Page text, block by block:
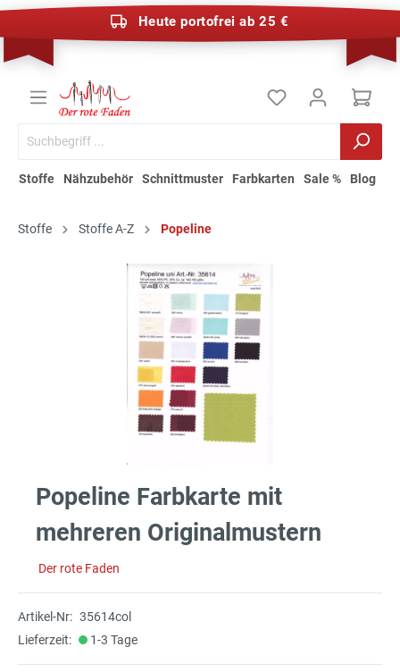
Heute portofrei ab 25 €
Stoffe Nähzubehör Schnittmuster Farbkarten Sale % Blog
Stoffe Stoffe A-Z Popeline
Popeline Farbkarte mit
mehreren Originalmustern
Der rote Faden
Artikel-Nr: 35614col
Lieferzeit:
1-3 Tage